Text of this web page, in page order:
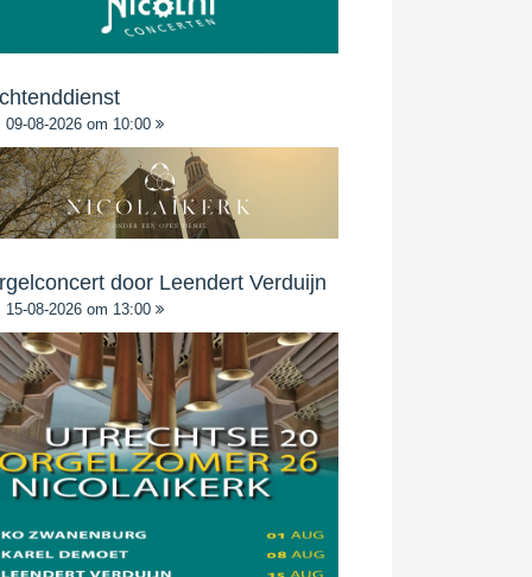
09-08-2026 om 10:00
door Leendert Verduijn
15-08-2026 om 13:00